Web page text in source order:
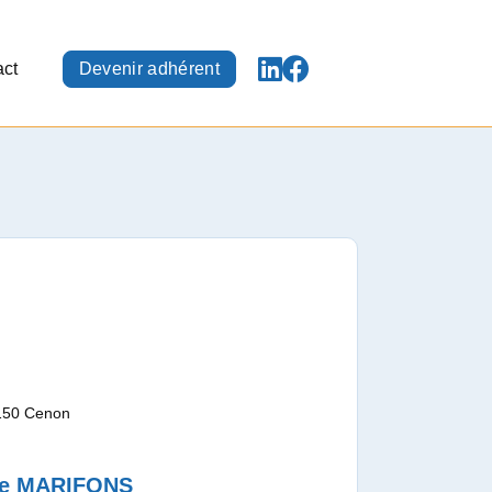
Devenir adhérent
Cenon
MARIFONS